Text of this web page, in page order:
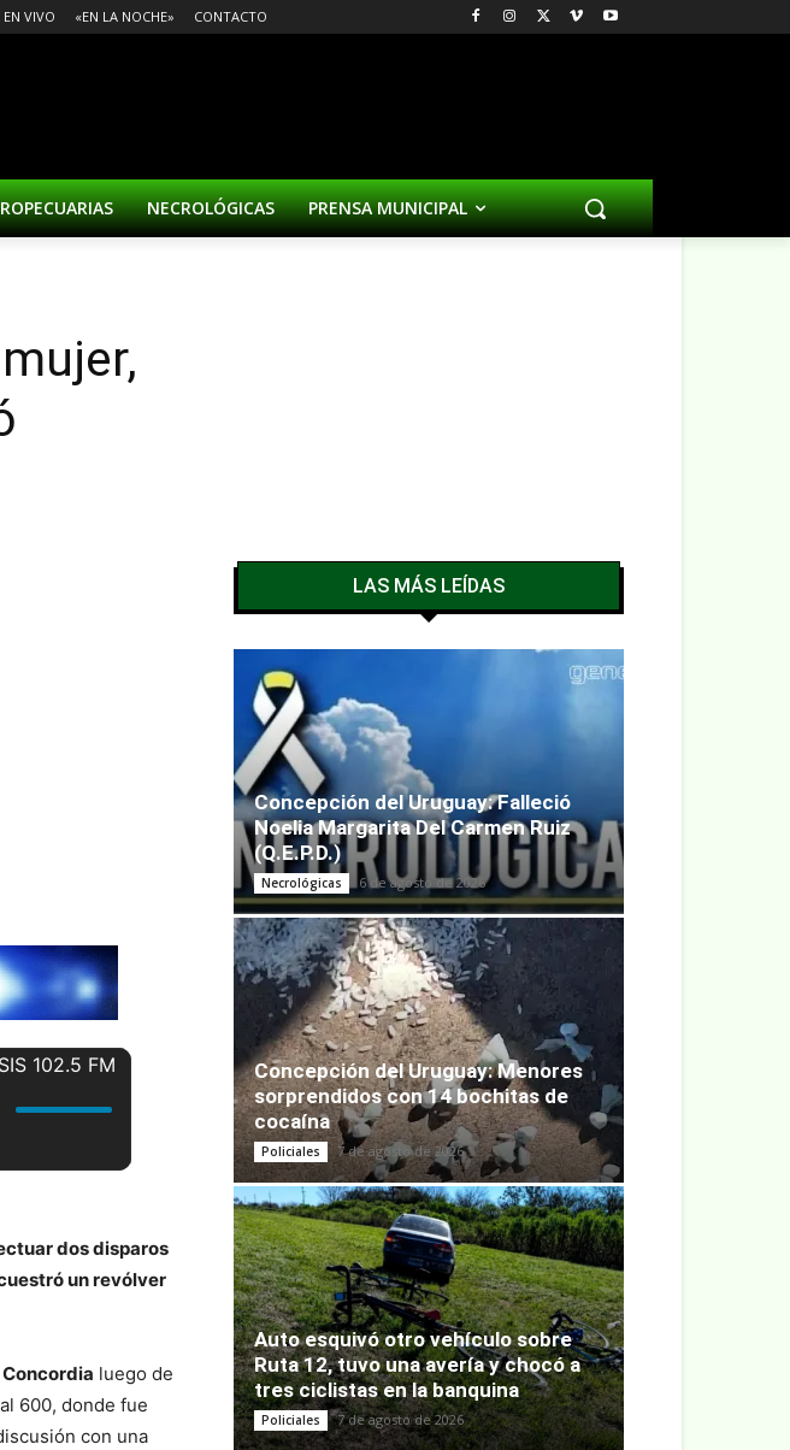
VIVO «EN LA NOCHE» CONTACTO
NECROLÓGICAS PRENSA MUNICIPAL
dos disparos
un revólver
Concordia luego de
600, donde fue
con una
LAS MÁS LEÍDAS
Concepción del Uruguay: Falleció
Noelia Margarita Del Carmen Ruiz
(Q.E.P.D.)
Necrológicas 6 de agosto de 2026
Concepción del Uruguay: Menores
sorprendidos con 14 bochitas de
cocaína
Policiales 7 de agosto de 2026
Auto esquivó otro vehículo sobre
Ruta 12, tuvo una avería y chocó a
tres ciclistas en la banquina
Policiales 7 de agosto de 2026